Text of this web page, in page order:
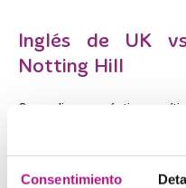
Consentimiento
Inglés de UK
Notting Hill
Comedia romántica
resultarte muy útil para
sus protagonistas
respectivamente.
norteamericano, y Hugh